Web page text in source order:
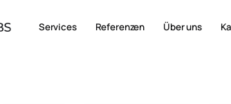
Services Referenzen Über uns